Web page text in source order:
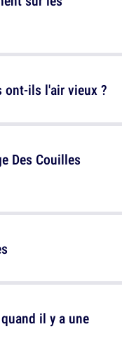
Des Couilles
il y a une
ont-ils l'air vieux ?